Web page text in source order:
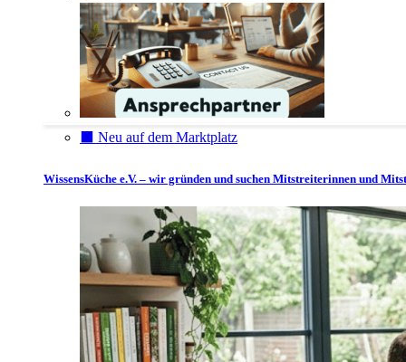
⬛️ Neu auf dem Marktplatz
WissensKüche e.V. – wir gründen und suchen Mitstreiterinnen und